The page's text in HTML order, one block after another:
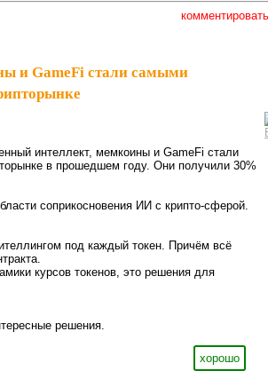
комментировать
и GameFi стали самыми
интеллект, мемкоины и GameFi стали
в прошедшем году. Они получили 30%
соприкосновения ИИ с крипто-сферой.
под каждый токен. Причём всё
курсов токенов, это решения для
решения.
хорошо